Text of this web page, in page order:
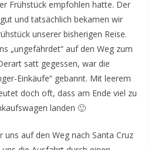
Frühstück empfohlen hatte. Der
und tatsächlich bekamen wir
unserer bisherigen Reise.
„ungefährdet“ auf den Weg zum
satt gegessen, war die
Einkäufe“ gebannt. Mit leerem
doch oft, dass am Ende viel zu
landen 🙂
uns auf den Weg nach Santa Cruz